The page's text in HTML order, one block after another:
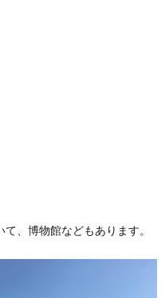
、博物館などもあります。